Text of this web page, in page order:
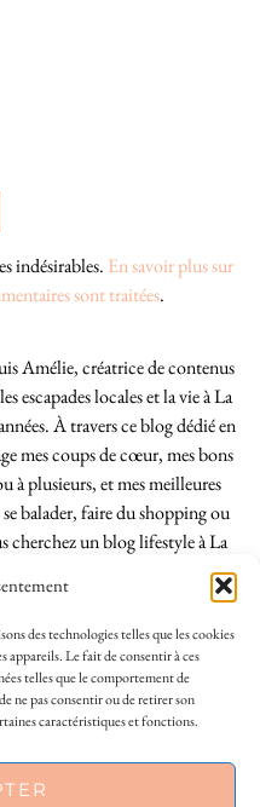
des technologies telles que les cookies
Le fait de consentir à ces
telles que le comportement de
ne pas consentir ou de retirer son
caractéristiques et fonctions.
indésirables. En savoir plus sur
sont traitées.
Amélie, créatrice de contenus
escapades locales et la vie à La
À travers ce blog dédié en
mes coups de cœur, mes bons
à plusieurs, et mes meilleures
balader, faire du shopping ou
cherchez un blog lifestyle à La
êtes au bon endroit. Que vous
notre belle ville, j’espère que mes
Rochelle comme un·e vrai·e
!